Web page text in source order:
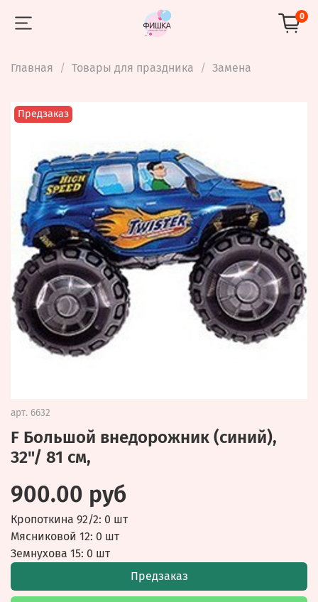
0
Главная Товары для праздника Замена
Предзаказ
арт. 6632
F Большой внедорожник (синий),
32"/ 81 см,
900.00 руб
Кропоткина 92/2: 0 шт
Мясниковой 12: 0 шт
Земнухова 15: 0 шт
Предзаказ